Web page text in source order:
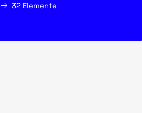
32 Elemente